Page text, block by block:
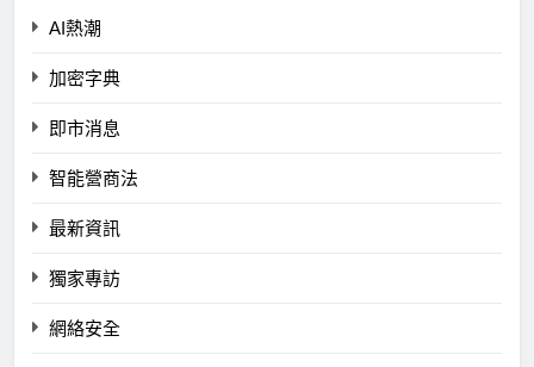
AI熱潮
加密字典
即市消息
智能營商法
最新資訊
獨家專訪
網絡安全